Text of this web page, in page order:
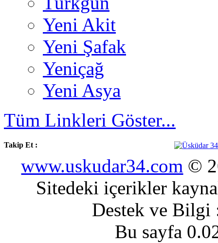
Yeni Akit
Yeni Şafak
Yeniçağ
Yeni Asya
Tüm Linkleri Göster...
Takip Et :
www.uskudar34.com ©
Sitedeki içerikler
Destek ve
Bu sayfa